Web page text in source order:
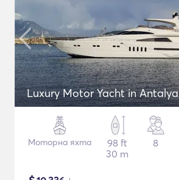
Luxury Motor Yacht in Antalya
Моторна яхта
98 ft
30 m
8